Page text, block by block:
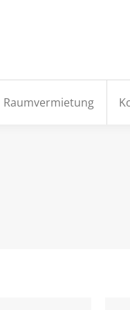
Raumvermietung